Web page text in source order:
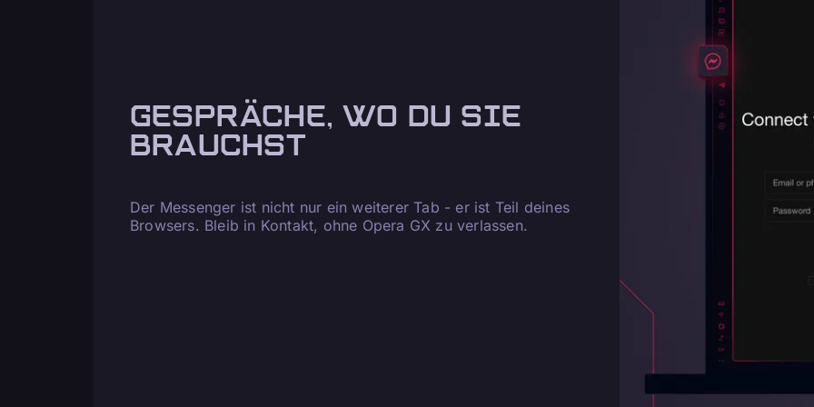
GESPRÄCHE, WO DU SIE
BRAUCHST
Der Messenger ist nicht nur ein weiterer Tab - er ist Teil deines
Browsers. Bleib in Kontakt, ohne Opera GX zu verlassen.